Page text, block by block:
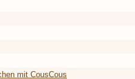
mit CousCous